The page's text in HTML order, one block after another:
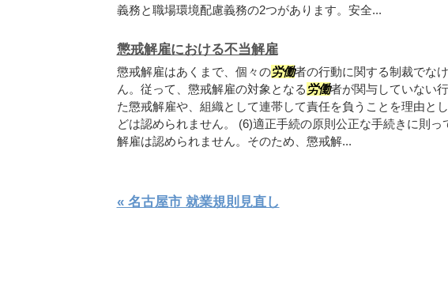
義務と職場環境配慮義務の2つがあります。安全...
懲戒解雇における不当解雇
懲戒解雇はあくまで、個々の労働者の行動に関する制裁でな
ん。従って、懲戒解雇の対象となる 労働者が関与していない
た懲戒解雇や、組織として連帯して責任を負うことを理由と
どは認められません。 (6)適正手続の原則公正な手続きに則っ
解雇は認められません。そのため、懲戒解...
« 名古屋市 就業規則見直し